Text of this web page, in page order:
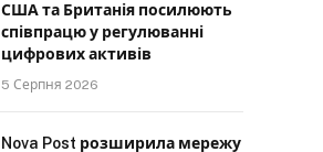
США та Британія посилюють
співпрацю у регулюванні
цифрових активів
5 Серпня 2026
Nova Post розширила мережу